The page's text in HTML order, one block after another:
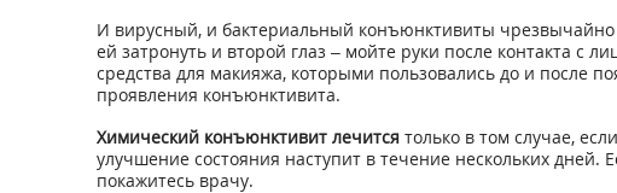
И вирусный, и бактериальный конъюнктивиты
ей затронуть и второй глаз – мойте руки после контакта с
средства для макияжа, которыми пользовались до и после
проявления конъюнктивита.
Химический конъюнктивит лечитсятолько в том случае,
улучшение состояния наступит в течение нескольких
покажитесь врачу.